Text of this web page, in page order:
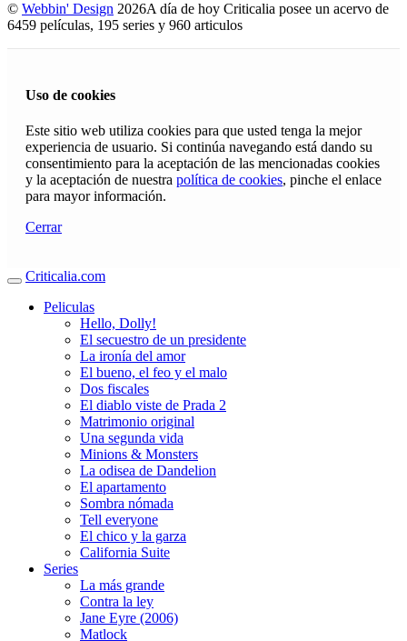
© Webbin' Design 2026A día de hoy Criticalia posee un acervo de
6459 películas, 195 series y 960 articulos
Uso de cookies
Este sitio web utiliza cookies para que usted tenga la mejor
experiencia de usuario. Si continúa navegando está dando su
consentimiento para la aceptación de las mencionadas cookies
y la aceptación de nuestra política de cookies, pinche el enlace
para mayor información.
Cerrar
Criticalia.com
Peliculas
Hello, Dolly!
El secuestro de un presidente
La ironía del amor
El bueno, el feo y el malo
Dos fiscales
El diablo viste de Prada 2
Matrimonio original
Una segunda vida
Minions & Monsters
La odisea de Dandelion
El apartamento
Sombra nómada
Tell everyone
El chico y la garza
California Suite
Series
La más grande
Contra la ley
Jane Eyre (2006)
Matlock